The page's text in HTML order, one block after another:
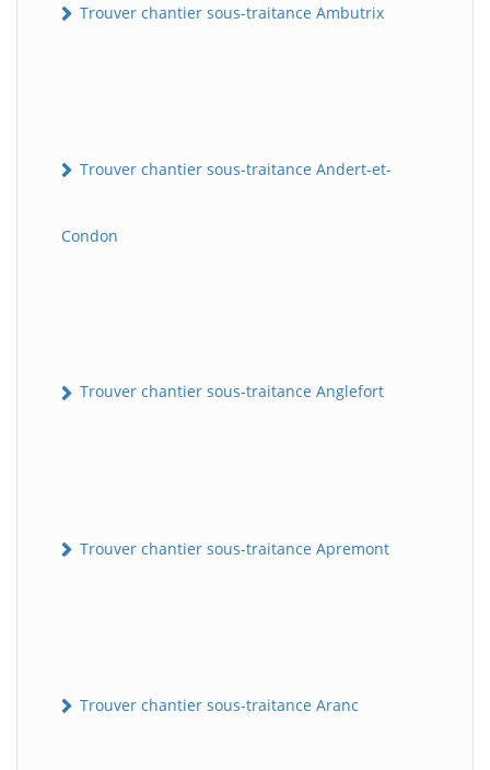
Trouver chantier sous-traitance Ambutrix
Trouver chantier sous-traitance Andert-et-
Condon
Trouver chantier sous-traitance Anglefort
Trouver chantier sous-traitance Apremont
Trouver chantier sous-traitance Aranc